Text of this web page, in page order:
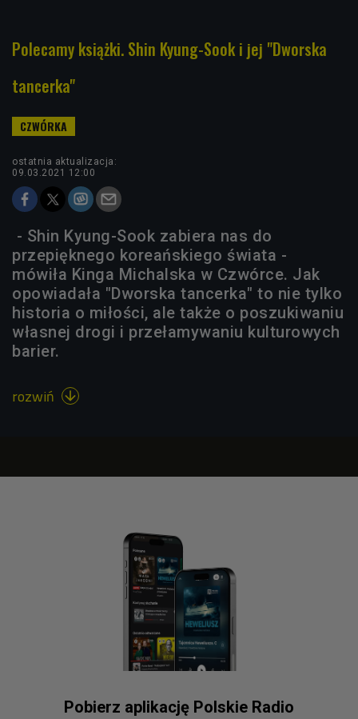
Polecamy książki. Shin Kyung-Sook i jej "Dworska
tancerka"
ostatnia aktualizacja:
09.03.2021 12:00
- Shin Kyung-Sook zabiera nas do
przepięknego koreańskiego świata -
mówiła Kinga Michalska w Czwórce. Jak
opowiadała "Dworska tancerka" to nie tylko
historia o miłości, ale także o poszukiwaniu
własnej drogi i przełamywaniu kulturowych
barier.
rozwiń 
Pobierz aplikację Polskie Radio